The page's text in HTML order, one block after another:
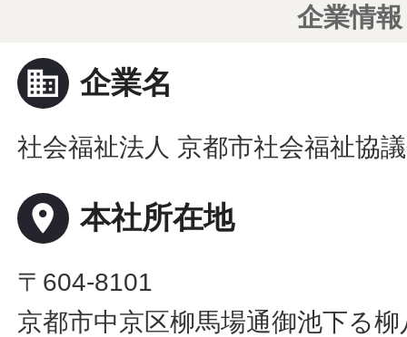
企業情報
business 企業名
社会福祉法人 京都市社会福祉協
place 本社所在地
〒604-8101
京都市中京区柳馬場通御池下る